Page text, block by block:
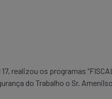
realizou os programas
do Trabalho o Sr.